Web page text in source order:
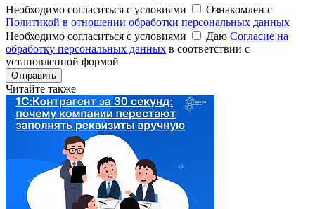
Необходимо согласиться с условиями
Ознакомлен с
Политикой в отношении обработки персональных данных
Необходимо согласиться с условиями
Даю Согласие на
обработку персональных данных в соответствии с
установленной формой
Отправить
Читайте также